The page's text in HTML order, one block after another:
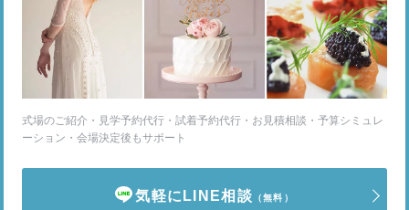
式場のご紹介・見学予約代行・試着予約代行・お見積相談・予算シミュレ
ーション・会場決定後もサポート
気軽にLINE相談 （無料）